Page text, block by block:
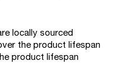
locally sourced
the product lifespan
product lifespan